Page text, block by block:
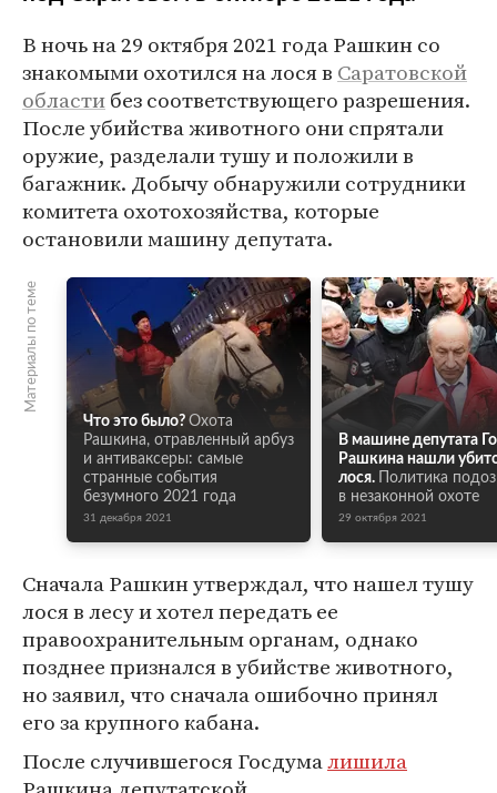
В ночь на 29 октября 2021 года Рашкин со
знакомыми охотился на лося в Саратовской
областибез соответствующего разрешения.
После убийства животного они спрятали
оружие, разделали тушу и положили в
багажник. Добычу обнаружили сотрудники
комитета охотохозяйства, которые
остановили машину депутата.
Материалы по теме
Что это было? Охота
Рашкина, отравленный арбуз
и антиваксеры: самые
странные события
безумного 2021 года
31 декабря 2021
В машине депутата
Рашкина нашли
лося.
Политика
в незаконной охоте
29 октября 2021
Сначала Рашкин утверждал, что нашел тушу
лося в лесу и хотел передать ее
правоохранительным органам, однако
позднее признался в убийстве животного,
но заявил, что сначала ошибочно принял
его за крупного кабана.
После случившегося Госдумалишила